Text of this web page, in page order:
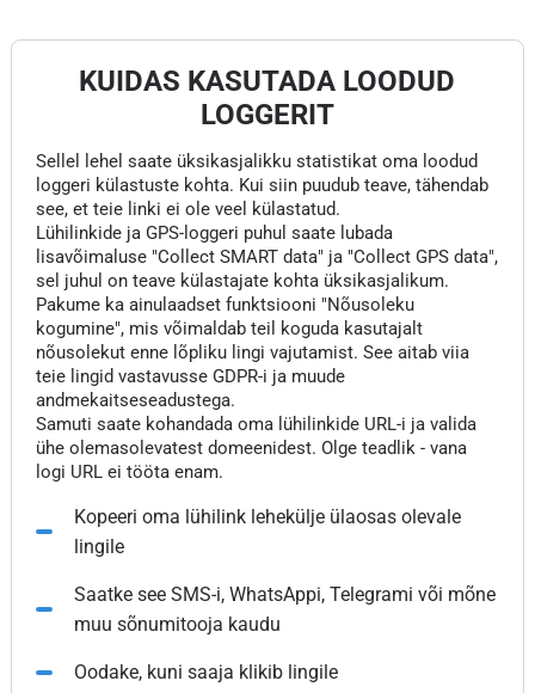
KUIDAS KASUTADA LOODUD
LOGGERIT
Sellel lehel saate üksikasjalikku statistikat oma loodud
loggeri külastuste kohta. Kui siin puudub teave, tähendab
see, et teie linki ei ole veel külastatud.
Lühilinkide ja GPS-loggeri puhul saate lubada
lisavõimaluse "Collect SMART data" ja "Collect GPS data",
sel juhul on teave külastajate kohta üksikasjalikum.
Pakume ka ainulaadset funktsiooni "Nõusoleku
kogumine", mis võimaldab teil koguda kasutajalt
nõusolekut enne lõpliku lingi vajutamist. See aitab viia
teie lingid vastavusse GDPR-i ja muude
andmekaitseseadustega.
Samuti saate kohandada oma lühilinkide URL-i ja valida
ühe olemasolevatest domeenidest. Olge teadlik - vana
logi URL ei tööta enam.
Kopeeri oma lühilink lehekülje ülaosas olevale
lingile
Saatke see SMS-i, WhatsAppi, Telegrami või mõne
muu sõnumitooja kaudu
Oodake, kuni saaja klikib lingile